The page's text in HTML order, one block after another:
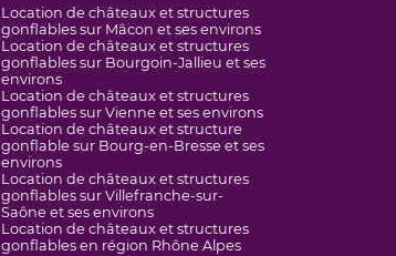
Location de châteaux et structures
gonflables sur Mâcon et ses environs
Location de châteaux et structures
gonflables sur Bourgoin-Jallieu et ses
environs
Location de châteaux et structures
gonflables sur Vienne et ses environs
Location de châteaux et structure
gonflable sur Bourg-en-Bresse et ses
environs
Location de châteaux et structures
gonflables sur Villefranche-sur-
Saône et ses environs
Location de châteaux et structures
gonflables en région Rhône Alpes